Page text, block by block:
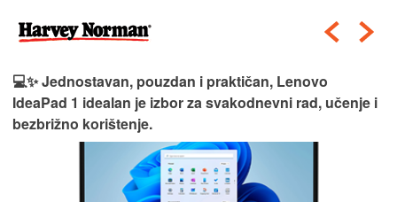
💻✨ Jednostavan, pouzdan i praktičan, Lenovo
IdeaPad 1 idealan je izbor za svakodnevni rad, učenje i
bezbrižno korištenje.